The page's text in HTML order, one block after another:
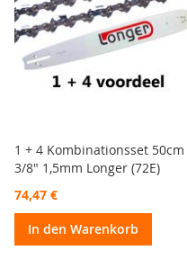
1 + 4 Kombinationsset 50cm
3/8" 1,5mm Longer (72E)
74,47 €
In den Warenkorb